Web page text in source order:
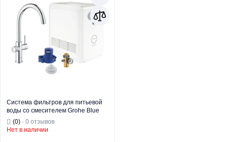
Тип изделия
фильтров и
смесителей
Назначение
Для кухни
Страна
производитель
Португалия
Система фильтров для питьевой
воды со смесителем Grohe Blue
Pro Connected (31323002)
(0) · 0 отзывов
Нет в наличии